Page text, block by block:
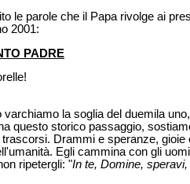
le parole che il Papa rivolge ai
2001:
PADRE
varchiamo la soglia del duemila
questo storico passaggio,
Drammi e speranze,
Egli cammina con gli
ripetergli: "In te, Domine,